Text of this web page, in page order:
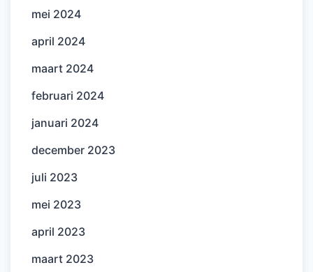
mei 2024
april 2024
maart 2024
februari 2024
januari 2024
december 2023
juli 2023
mei 2023
april 2023
maart 2023